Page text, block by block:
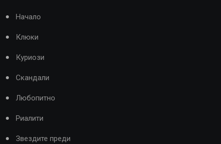
Начало
Клюки
Куриози
Скандали
Любопитно
Риалити
Звездите преди